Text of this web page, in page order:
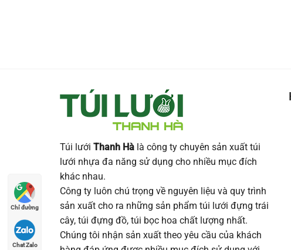
Túi lưới Thanh Hà là công ty chuyên sản xuất túi
lưới nhựa đa năng sử dụng cho nhiều mục đích
khác nhau.
Công ty luôn chú trọng về nguyên liệu và quy trình
sản xuất cho ra những sản phẩm túi lưới đựng trái
cây, túi đựng đồ, túi bọc hoa chất lượng nhất.
Chúng tôi nhận sản xuất theo yêu cầu của khách
Chỉ đường
Chat Zalo